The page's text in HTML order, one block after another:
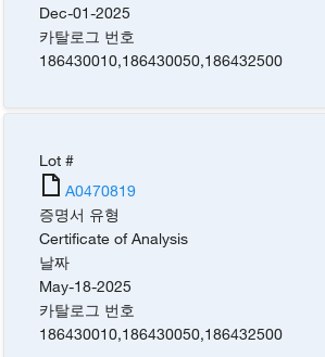
Dec-01-2025
카탈로그 번호
186430010,186430050,186432500
Lot #
A0470819
증명서 유형
Certificate of Analysis
날짜
May-18-2025
카탈로그 번호
186430010,186430050,186432500